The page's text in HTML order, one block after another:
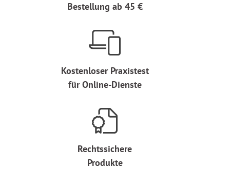
Bestellung ab 45 €
Kostenloser Praxistest
für Online-Dienste
Rechtssichere
Produkte